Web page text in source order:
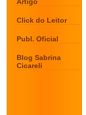
Click do Leitor
Publ. Oficial
Blog Sabrina
Cicareli